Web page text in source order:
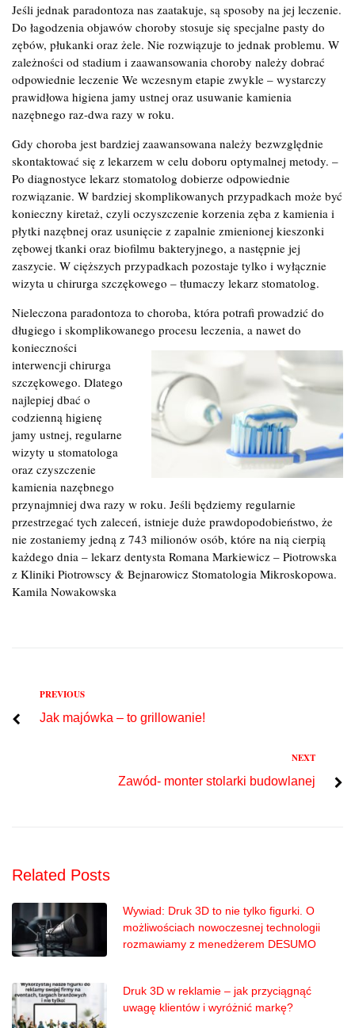
Jeśli jednak paradontoza nas zaatakuje, są sposoby na jej leczenie.
Do łagodzenia objawów choroby stosuje się specjalne pasty do
zębów, płukanki oraz żele. Nie rozwiązuje to jednak problemu. W
zależności od stadium i zaawansowania choroby należy dobrać
odpowiednie leczenie We wczesnym etapie zwykle – wystarczy
prawidłowa higiena jamy ustnej oraz usuwanie kamienia
nazębnego raz-dwa razy w roku.
Gdy choroba jest bardziej zaawansowana należy bezwzględnie
skontaktować się z lekarzem w celu doboru optymalnej metody. –
Po diagnostyce lekarz stomatolog dobierze odpowiednie
rozwiązanie. W bardziej skomplikowanych przypadkach może być
konieczny kiretaż, czyli oczyszczenie korzenia zęba z kamienia i
płytki nazębnej oraz usunięcie z zapalnie zmienionej kieszonki
zębowej tkanki oraz biofilmu bakteryjnego, a następnie jej
zaszycie. W cięższych przypadkach pozostaje tylko i wyłącznie
wizyta u chirurga szczękowego – tłumaczy lekarz stomatolog.
Nieleczona paradontoza to choroba, która potrafi prowadzić do
długiego i skomplikowanego procesu leczenia, a nawet do
konieczności
interwencji chirurga
szczękowego. Dlatego
najlepiej dbać o
codzienną higienę
jamy ustnej, regularne
wizyty u stomatologa
oraz czyszczenie
kamienia nazębnego
przynajmniej dwa razy w roku. Jeśli będziemy regularnie
przestrzegać tych zaleceń, istnieje duże prawdopodobieństwo, że
nie zostaniemy jedną z 743 milionów osób, które na nią cierpią
każdego dnia – lekarz dentysta Romana Markiewicz – Piotrowska
z Kliniki Piotrowscy & Bejnarowicz Stomatologia Mikroskopowa.
Kamila Nowakowska
Nawigacja
wpisu
Previous
PREVIOUS
Jak majówka – to grillowanie!
NEXT
Zawód- monter stolarki budowlanej
Related Posts
Wywiad: Druk 3D to nie tylko figurki. O
możliwościach nowoczesnej technologii
rozmawiamy z menedżerem DESUMO
Druk 3D w reklamie – jak przyciągnąć
uwagę klientów i wyróżnić markę?